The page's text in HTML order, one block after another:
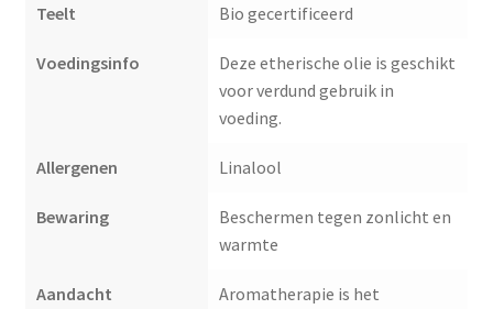
Teelt Bio gecertificeerd
Voedingsinfo
Deze etherische olie is geschikt
voor verdund gebruik in
voeding.
Allergenen Linalool
Bewaring
Beschermen tegen zonlicht en
warmte
Aandacht
Aromatherapie is het